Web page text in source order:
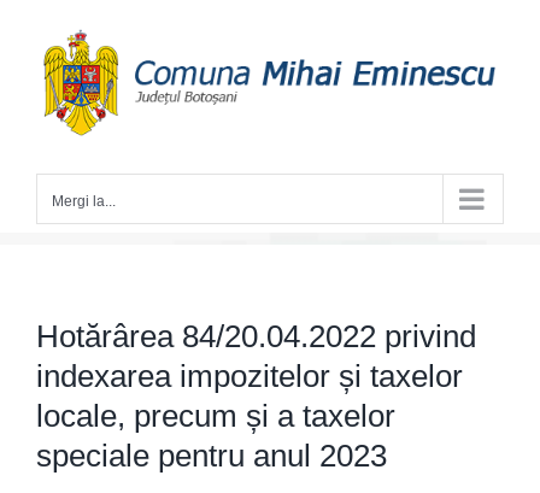
content
Mergi la...
Hotărârea 84/20.04.2022 privind
indexarea impozitelor și taxelor
locale, precum și a taxelor
speciale pentru anul 2023